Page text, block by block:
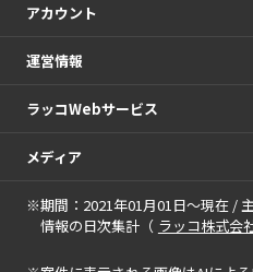
アカウント
運営情報
ラッコWebサービス
メディア
※期間：2021年01月01日～現在 /
情報の日次集計（ ラッコ株式会